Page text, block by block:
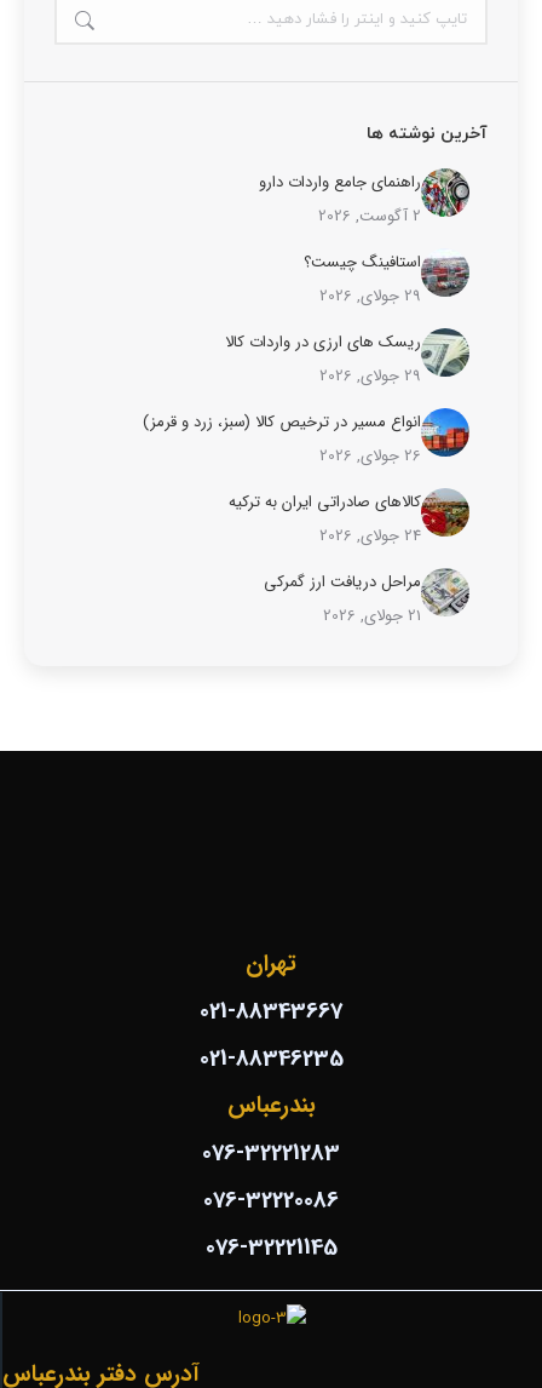
آخرین نوشته ها
راهنمای جامع واردات دارو
2 آگوست, 2026
استافینگ چیست؟
29 جولای, 2026
ریسک های ارزی در واردات کالا
29 جولای, 2026
انواع مسیر در ترخیص کالا (سبز، زرد و قرمز)
26 جولای, 2026
کالاهای صادراتی ایران به ترکیه
24 جولای, 2026
مراحل دریافت ارز گمرکی
21 جولای, 2026
تهران
021-88343667
021-88346235
بندرعباس
076-32221283
076-32220086
076-32221145
آدرس دفتر بندرعباس